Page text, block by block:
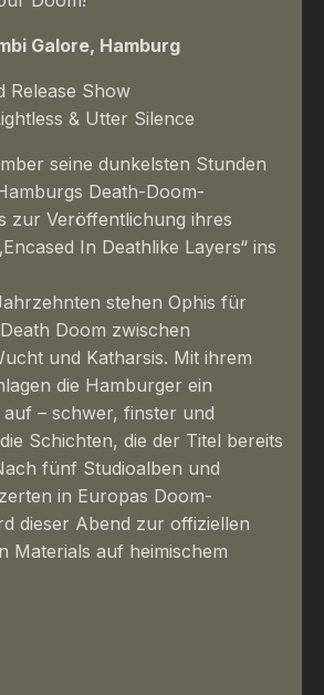
Galore, Hamburg
Release Show
& Utter Silence
seine dunkelsten Stunden
Death-Doom-
zur Veröffentlichung ihres
In Deathlike Layers“ ins
stehen Ophis für
Doom zwischen
und Katharsis. Mit ihrem
die Hamburger ein
– schwer, finster und
Schichten, die der Titel bereits
fünf Studioalben und
in Europas Doom-
dieser Abend zur offiziellen
Materials auf heimischem